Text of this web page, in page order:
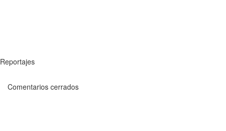
Reportajes
Comentarios cerrados